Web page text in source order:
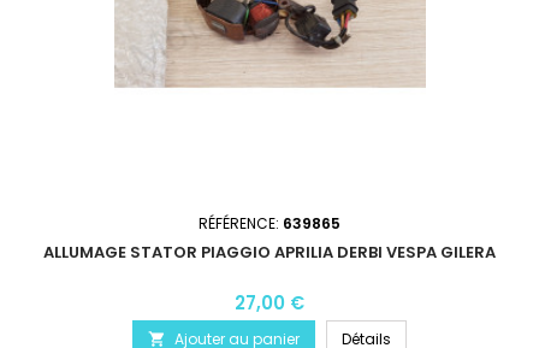
RÉFÉRENCE: 639865
ALLUMAGE STATOR PIAGGIO APRILIA DERBI VESPA GILERA
27,00 €
 Ajouter au panier Détails